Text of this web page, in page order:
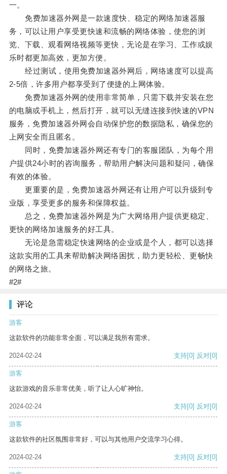
一。
免费加速器外网是一款速度快、稳定的网络加速器服
务，可以让用户享受更快速和流畅的网络体验，使您的浏
览、下载、观看网络视频等更快，无论是在学习、工作或娱
乐时都更加高效，更加方便。
经过测试，使用免费加速器外网后，网络速度可以提高
2-5倍，许多用户都享受到了便捷的上网体验。
免费加速器外网的使用非常简单，只需下载并安装在您
的电脑或手机上，然后打开，就可以无缝连接到快速的VPN
服务，免费加速器外网会自动保护您的数据隐私，确保您的
上网安全而且匿名。
同时，免费加速器外网还有专门的客服团队，为每个用
户提供24小时的咨询服务，帮助用户解决问题和疑问，确保
有效的体验。
更重要的是，免费加速器外网还有让用户可以升级到专
业版，享受更多的服务和保障权益。
总之，免费加速器外网是为广大网络用户提供更稳定、
更快的网络加速服务的好工具。
无论是急需稳定快速网络的企业或是个人，都可以选择
这款实用的工具来帮助解决网络困扰，助力更轻松、更畅快
的网络之旅。
#2#
评论
游客
这款软件的功能非常全面，可以满足我所有需求。
2024-02-24 支持[0] 反对[0]
游客
这款游戏的音乐非常优美，听了让人心旷神怡。
2024-02-24 支持[0] 反对[0]
游客
这款软件的社区氛围非常好，可以与其他用户交流学习心得。
2024-02-24 支持[0] 反对[0]